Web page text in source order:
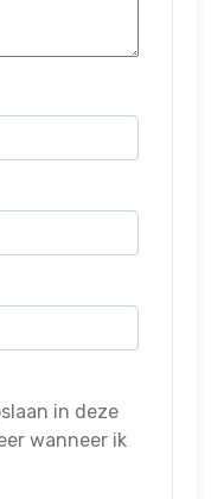
in deze
wanneer ik